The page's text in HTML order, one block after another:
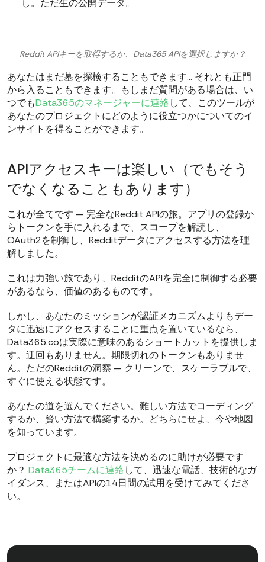
し。ただ生の公開データ。
Reddit APIキーを取得するか、Data365 APIを選択しますか？
あなたはまだ墓を探検することもできます… それとも正門
から入ることもできます。もしまだ質問がある場合は、い
つでもData365のマネージャーに連絡して、このツールが
あなたのプロジェクトにどのように役立つかについてのイ
ンサイトを得ることができます。
APIアクセスキーは楽しい（でもそう
でなくなることもあります）
これが全てです — 完全なReddit APIの旅。アプリの登録か
らトークンを手に入れるまで、スコープを解読し、
OAuth2を制御し、Redditデータにアクセスする方法を理
解しました。
これは力強い旅であり、RedditのAPIを完全に制御する必要
があるなら、価値のあるものです。
しかし、あなたのミッションが認証メカニズムよりもデー
タに迅速にアクセスすることに重点を置いているなら、
Data365.coは実際に意味のあるショートカットを提供しま
す。迂回もありません。期限切れのトークンもありませ
ん。ただのRedditの洞察 — クリーンで、スケーラブルで、
すぐに使える状態です。
あなたの道を選んでください。難しい方法でコーディング
するか、賢い方法で構築するか。どちらにせよ、今や地図
を知っています。
プロジェクトに最適な方法を決めるのに助けが必要です
か？ Data365チームに連絡して、迅速な電話、技術的なガ
イダンス、またはAPIの14日間の試用を受けてみてくださ
い。